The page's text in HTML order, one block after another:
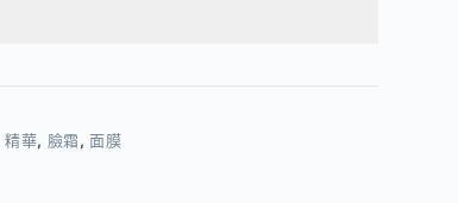
精華, 臉霜,面膜